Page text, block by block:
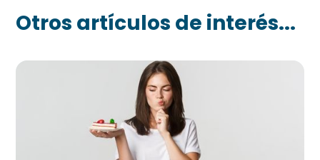
Otros artículos de interés...